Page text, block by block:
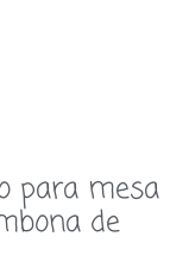
para mesa
de